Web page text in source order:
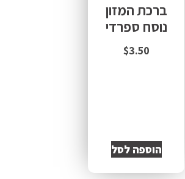
ברכת המזון
נוסח ספרדי
$3.50
הוספה לסל